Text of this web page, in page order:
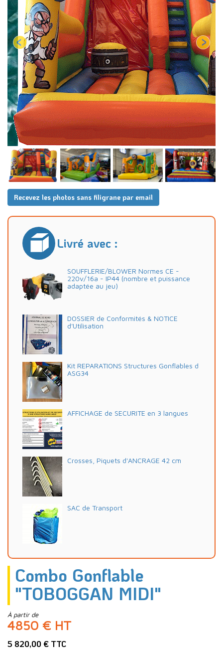
Recevez les photos sans filigrane par email
Livré avec :
SOUFFLERIE/BLOWER Normes CE -
220v/16a - IP44 (nombre et puissance
adaptée au jeu)
DOSSIER de Conformités & NOTICE
d'Utilisation
Kit REPARATIONS Structures Gonflables d
ASG34
AFFICHAGE de SECURITE en 3 langues
Crosses, Piquets d'ANCRAGE 42 cm
SAC de Transport
Combo Gonflable
"TOBOGGAN MIDI"
À partir de
4850 € HT
5 820,00 € TTC